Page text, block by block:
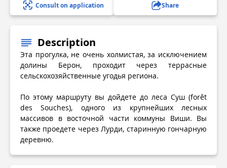
Consult on application Share
Description
Эта прогулка, не очень холмистая, за исключением
долины Берон, проходит через террасные
сельскохозяйственные угодья региона.
По этому маршруту вы дойдете до леса Суш (forêt
des Souches), одного из крупнейших лесных
массивов в восточной части коммуны Виши. Вы
также проедете через Лурди, старинную гончарную
деревню.